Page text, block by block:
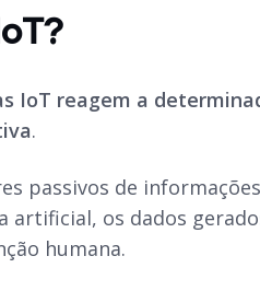
IoT reagem a
.
passivos de
artificial, os dados
humana.